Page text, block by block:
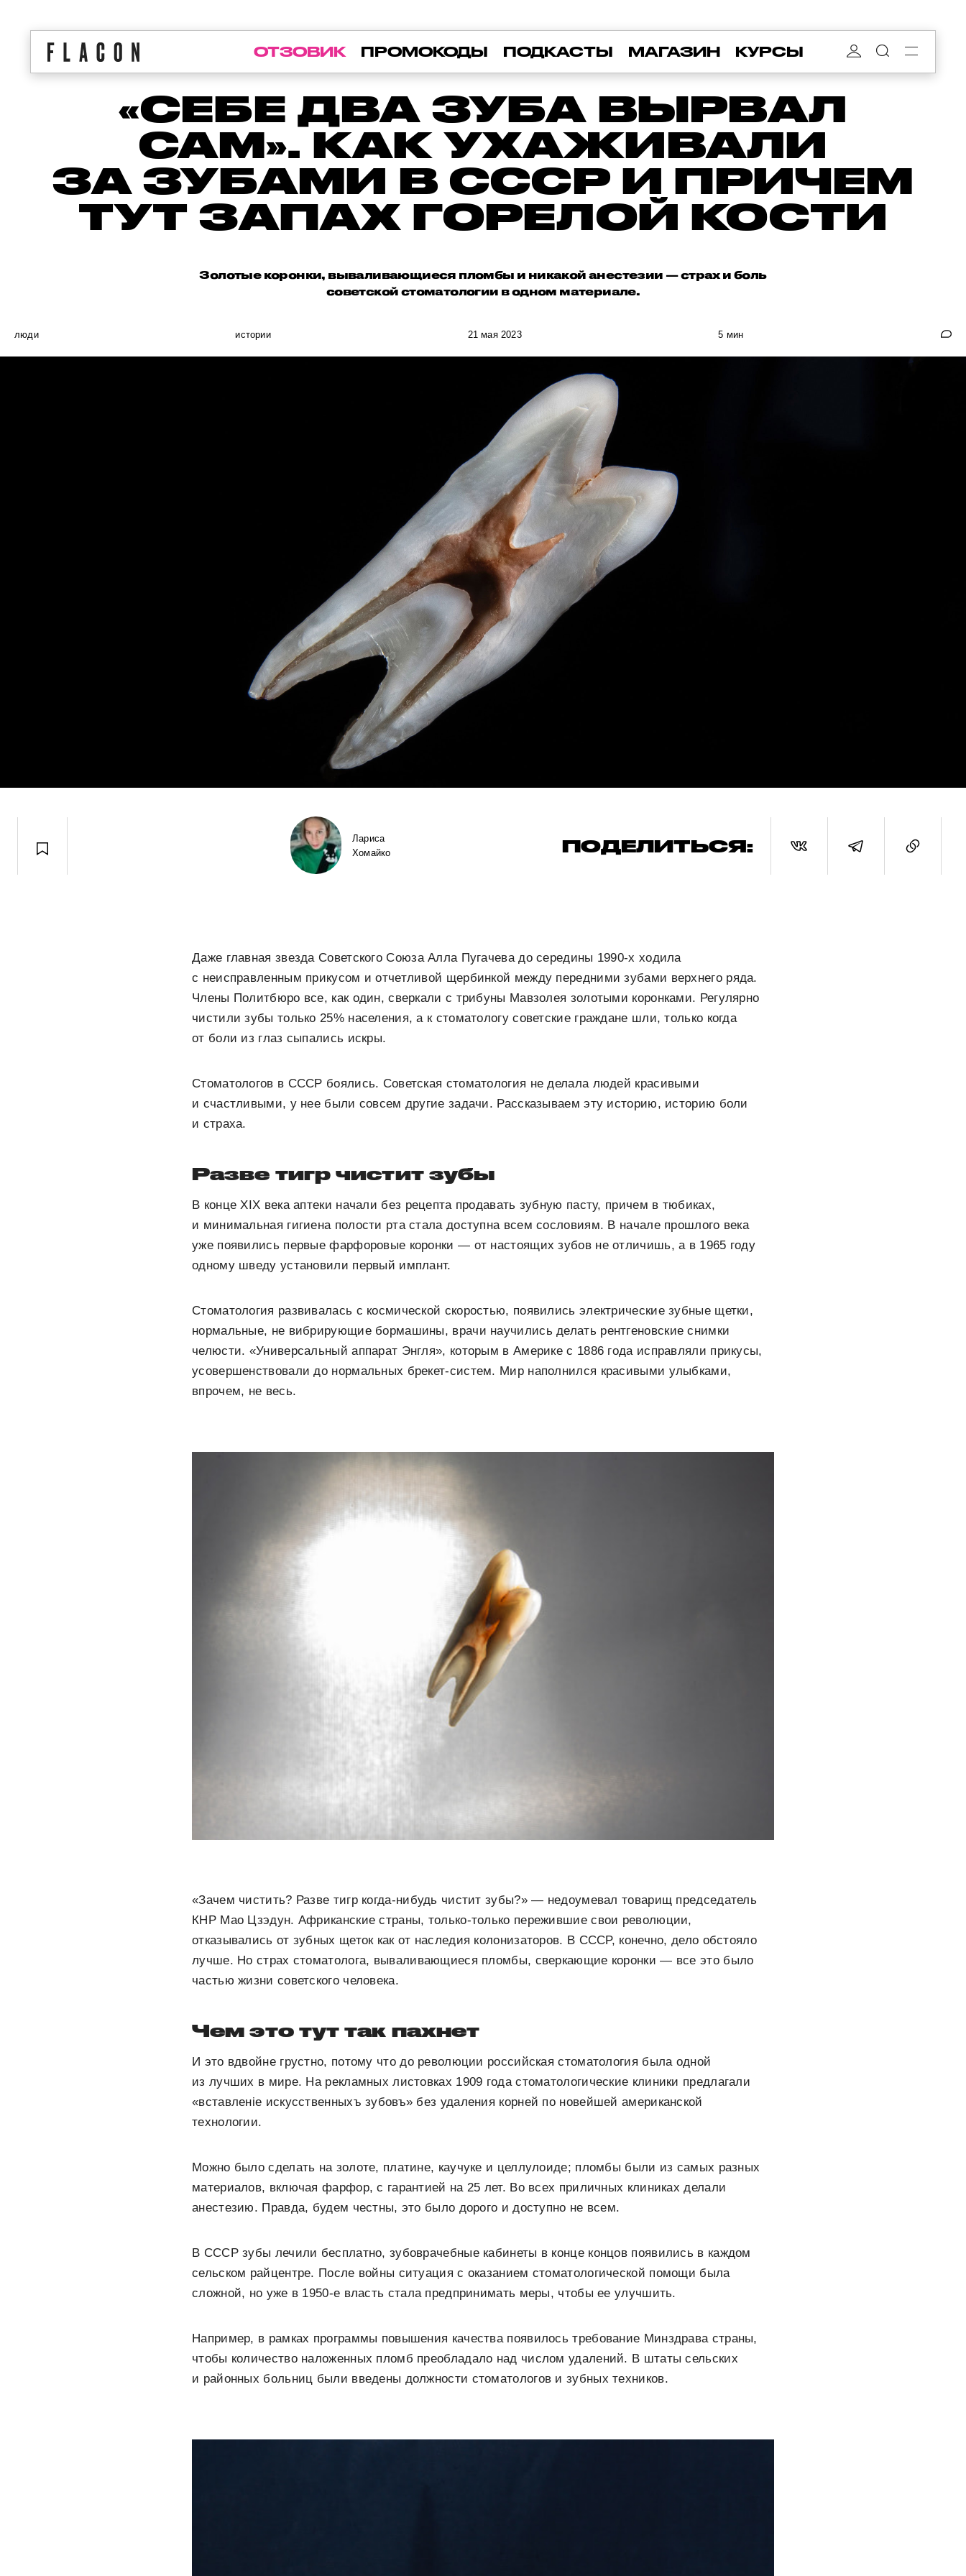
ОТЗОВИК ПРОМОКОДЫ ПОДКАСТЫ МАГАЗИН КУРСЫ
«СЕБЕ ДВА ЗУБА ВЫРВАЛ
САМ». КАК УХАЖИВАЛИ
ЗА ЗУБАМИ В СССР И ПРИЧЕМ
ТУТ ЗАПАХ ГОРЕЛОЙ КОСТИ
Золотые коронки, вываливающиеся пломбы и никакой анестезии — страх и боль
советской стоматологии в одном материале.
люди истории 21 мая 2023 5 мин
Лариса
Хомайко
ПОДЕЛИТЬСЯ:
Даже главная звезда Советского Союза Алла Пугачева до середины 1990-х ходила
с неисправленным прикусом и отчетливой щербинкой между передними зубами верхнего ряда.
Члены Политбюро все, как один, сверкали с трибуны Мавзолея золотыми коронками. Регулярно
чистили зубы только 25% населения, а к стоматологу советские граждане шли, только когда
от боли из глаз сыпались искры.
Стоматологов в СССР боялись. Советская стоматология не делала людей красивыми
и счастливыми, у нее были совсем другие задачи. Рассказываем эту историю, историю боли
и страха.
Разве тигр чистит зубы
В конце XIX века аптеки начали без рецепта продавать зубную пасту, причем в тюбиках,
и минимальная гигиена полости рта стала доступна всем сословиям. В начале прошлого века
уже появились первые фарфоровые коронки — от настоящих зубов не отличишь, а в 1965 году
одному шведу установили первый имплант.
Стоматология развивалась с космической скоростью, появились электрические зубные щетки,
нормальные, не вибрирующие бормашины, врачи научились делать рентгеновские снимки
челюсти. «Универсальный аппарат Энгля», которым в Америке с 1886 года исправляли прикусы,
усовершенствовали до нормальных брекет-систем. Мир наполнился красивыми улыбками,
впрочем, не весь.
«Зачем чистить? Разве тигр когда-нибудь чистит зубы?» — недоумевал товарищ председатель
КНР Мао Цзэдун. Африканские страны, только-только пережившие свои революции,
отказывались от зубных щеток как от наследия колонизаторов. В СССР, конечно, дело обстояло
лучше. Но страх стоматолога, вываливающиеся пломбы, сверкающие коронки — все это было
частью жизни советского человека.
Чем это тут так пахнет
И это вдвойне грустно, потому что до революции российская стоматология была одной
из лучших в мире. На рекламных листовках 1909 года стоматологические клиники предлагали
«вставленiе искусственныхъ зубовъ» без удаления корней по новейшей американской
технологии.
Можно было сделать на золоте, платине, каучуке и целлулоиде; пломбы были из самых разных
материалов, включая фарфор, с гарантией на 25 лет. Во всех приличных клиниках делали
анестезию. Правда, будем честны, это было дорого и доступно не всем.
В СССР зубы лечили бесплатно, зубоврачебные кабинеты в конце концов появились в каждом
сельском райцентре. После войны ситуация с оказанием стоматологической помощи была
сложной, но уже в 1950-е власть стала предпринимать меры, чтобы ее улучшить.
Например, в рамках программы повышения качества появилось требование Минздрава страны,
чтобы количество наложенных пломб преобладало над числом удалений. В штаты сельских
и районных больниц были введены должности стоматологов и зубных техников.